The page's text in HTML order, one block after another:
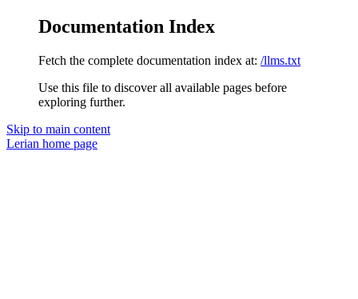
Documentation Index
Fetch the complete documentation index at: /llms.txt
Use this file to discover all available pages before
exploring further.
Skip to main content
Lerian home page